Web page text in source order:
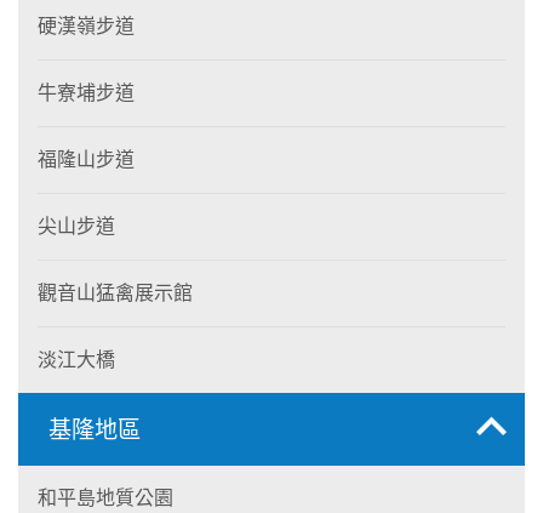
硬漢嶺步道
牛寮埔步道
福隆山步道
尖山步道
觀音山猛禽展示館
淡江大橋
基隆地區
和平島地質公園